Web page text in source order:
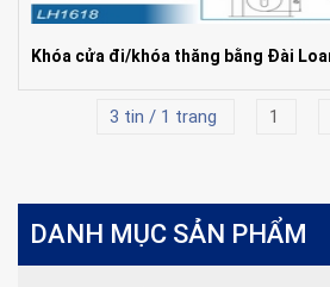
Khóa cửa đi/khóa thăng bằng Đài
3 tin / 1 trang 1
DANH MỤC SẢN PHẨM